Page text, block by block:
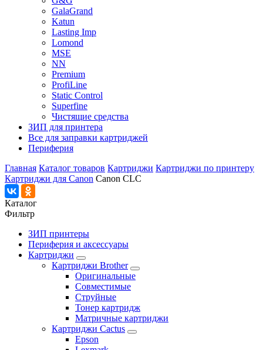
GalaGrand
Katun
Lasting Imp
Lomond
MSE
NN
Premium
ProfiLine
Static Control
Superfine
Чистящие средства
ЗИП для принтера
Все для заправки картриджей
Периферия
Главная Каталог товаров Картриджи Картриджи по принтеру
Картриджи для Canon Canon CLC
Каталог
Фильтр
ЗИП принтеры
Периферия и аксессуары
Картриджи
Картриджи Brother
Оригинальные
Совместимые
Струйные
Тонер картридж
Матричные картриджи
Картриджи Cactus
Epson